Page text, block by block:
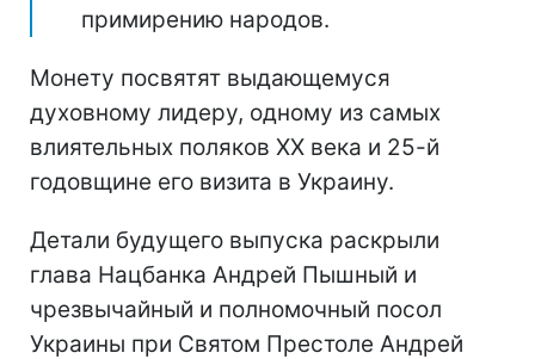
примирению народов.
Монету посвятят выдающемуся
духовному лидеру, одному из самых
влиятельных поляков ХХ века и 25-й
годовщине его визита в Украину.
Детали будущего выпуска раскрыли
глава Нацбанка Андрей Пышный и
чрезвычайный и полномочный посол
Украины при Святом Престоле Андрей